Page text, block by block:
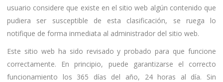
usuario considere que existe en el sitio web algún contenido que
pudiera ser susceptible de esta clasificación, se ruega lo
notifique de forma inmediata al administrador del sitio web.
Este sitio web ha sido revisado y probado para que funcione
correctamente. En principio, puede garantizarse el correcto
funcionamiento los 365 días del año, 24 horas al día. Sin